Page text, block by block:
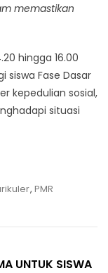
memastikan
hingga 16.00
Fase Dasar
kepedulian sosial,
situasi
, PMR
UNTUK SISWA